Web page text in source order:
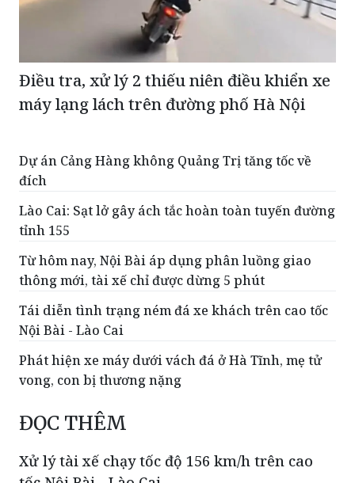
Điều tra, xử lý 2 thiếu niên điều khiển xe
máy lạng lách trên đường phố Hà Nội
Dự án Cảng Hàng không Quảng Trị tăng tốc về
Lào Cai: Sạt lở gây ách tắc hoàn toàn tuyến đường
tỉnh 155
Từ hôm nay, Nội Bài áp dụng phân luồng giao
thông mới, tài xế chỉ được dừng 5 phút
Tái diễn tình trạng ném đá xe khách trên cao tốc
Nội Bài - Lào Cai
Phát hiện xe máy dưới vách đá ở Hà Tĩnh, mẹ tử
vong, con bị thương nặng
ĐỌC THÊM
Xử lý tài xế chạy tốc độ 156 km/h trên cao
Ngày 28/7, Đội Cảnh sát giao thông